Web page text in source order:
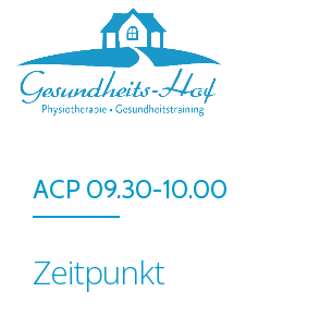
content
ACP 09.30-10.00
Zeitpunkt